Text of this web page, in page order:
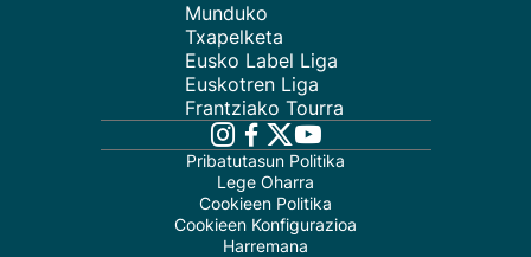
Munduko
Txapelketa
Eusko Label Liga
Euskotren Liga
Frantziako Tourra
Pribatutasun Politika
Lege Oharra
Cookieen Politika
Cookieen Konfigurazioa
Harremana